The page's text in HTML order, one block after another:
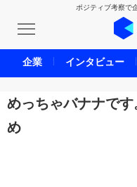
ポジティブ考察で
めっちゃバナナで
め
企業 インタビュー